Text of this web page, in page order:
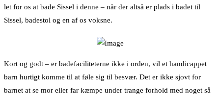
let for os at bade Sissel i denne – når der altså er plads i badet til
Sissel, badestol og en af os voksne.
Kort og godt – er badefaciliteterne ikke i orden, vil et handicappet
barn hurtigt komme til at føle sig til besvær. Det er ikke sjovt for
barnet at se mor eller far kæmpe under trange forhold med noget så